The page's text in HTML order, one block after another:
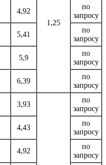
1,25
4,92
по
запросу
5,41
по
запросу
5,9
по
запросу
6,39
по
запросу
3,93
по
запросу
4,43
по
запросу
4,92
по
запросу